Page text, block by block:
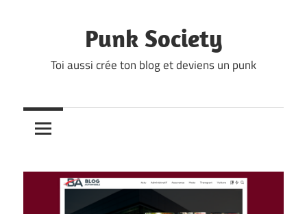
Punk Society
Toi aussi crée ton blog et deviens un punk